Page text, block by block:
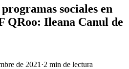
sociales en
QRoo: Ileana Canul de
de 2021 ·2 min de lectura